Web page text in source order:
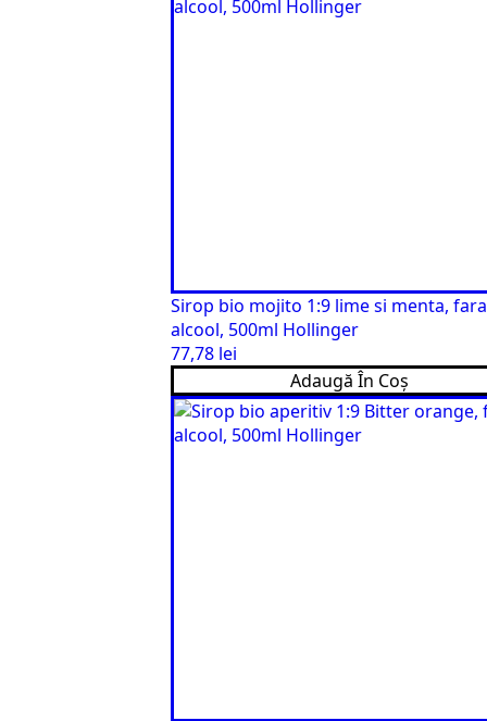
Sirop bio mojito 1:9 lime si menta, fara
alcool, 500ml Hollinger
77,78 lei
Adaugă În Coș